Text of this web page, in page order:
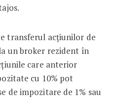
transferul acțiunilor de
un broker rezident în
care anterior
cu 10% pot
de impozitare de 1% sau